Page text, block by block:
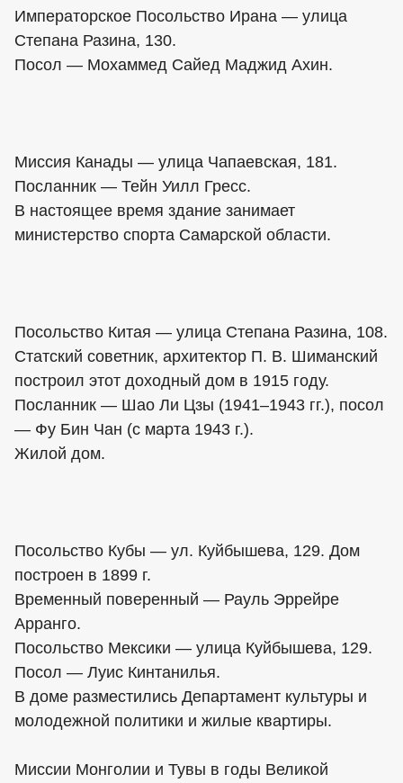
Императорское Посольство Ирана — улица
Степана Разина, 130.
Посол — Мохаммед Сайед Маджид Ахин.
Миссия Канады — улица Чапаевская, 181.
Посланник — Тейн Уилл Гресс.
В настоящее время здание занимает
министерство спорта Самарской области.
Посольство Китая — улица Степана Разина, 108.
Статский советник, архитектор П. В. Шиманский
построил этот доходный дом в 1915 году.
Посланник — Шао Ли Цзы (1941–1943 гг.), посол
— Фу Бин Чан (с марта 1943 г.).
Жилой дом.
Посольство Кубы — ул. Куйбышева, 129. Дом
построен в 1899 г.
Временный поверенный — Рауль Эррейре
Арранго.
Посольство Мексики — улица Куйбышева, 129.
Посол — Луис Кинтанилья.
В доме разместились Департамент культуры и
молодежной политики и жилые квартиры.
Миссии Монголии и Тувы в годы Великой